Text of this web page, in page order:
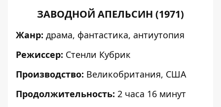
ЗАВОДНОЙ АПЕЛЬСИН (1971)
Жанр: драма, фантастика, антиутопия
Режиссер: Стенли Кубрик
Производство: Великобритания, США
Продолжительность: 2 часа 16 минут